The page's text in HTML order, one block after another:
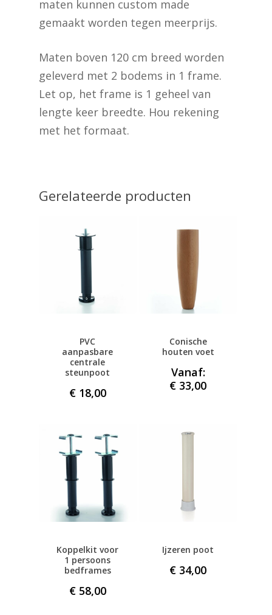
winkelwagen.
maten kunnen custom made
gemaakt worden tegen meerprijs.
Maten boven 120 cm breed worden
geleverd met 2 bodems in 1 frame.
Let op, het frame is 1 geheel van
lengte keer breedte. Hou rekening
met het formaat.
Gerelateerde producten
PVC
aanpasbare
centrale
steunpoot
€18,00
Conische
houten voet
Vanaf:
€ 33,00
Koppelkit voor
1 persoons
bedframes
€58,00
Ijzeren poot
€ 34,00